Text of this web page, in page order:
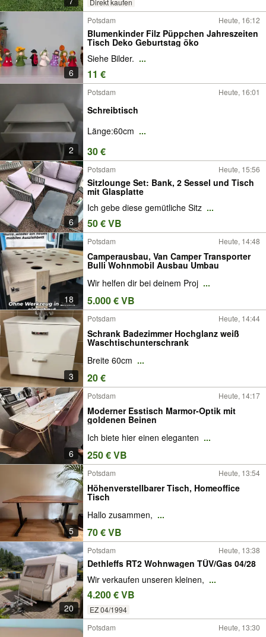
6
Potsdam Heute, 16:12
Blumenkinder Filz Püppchen Jahreszeiten
Tisch Deko Geburtstag öko
Siehe Bilder. ...
11 €
2
Potsdam Heute, 16:01
Schreibtisch
Länge:60cm ...
30 €
6
Potsdam Heute, 15:56
Sitzlounge Set: Bank, 2 Sessel und Tisch
mit Glasplatte
Ich gebe diese gemütliche Sitz ...
50 € VB
18
Potsdam Heute, 14:48
Camperausbau, Van Camper Transporter
Bulli Wohnmobil Ausbau Umbau
Wir helfen dir bei deinem Proj ...
5.000 € VB
3
Potsdam Heute, 14:44
Schrank Badezimmer Hochglanz weiß
Waschtischunterschrank
Breite 60cm ...
20 €
6
Potsdam Heute, 14:17
Moderner Esstisch Marmor-Optik mit
goldenen Beinen
Ich biete hier einen eleganten ...
250 € VB
5
Potsdam Heute, 13:54
Höhenverstellbarer Tisch, Homeoffice
Tisch
Hallo zusammen, ...
70 € VB
20
Potsdam Heute, 13:38
Dethleffs RT2 Wohnwagen TÜV/Gas 04/28
Wir verkaufen unseren kleinen, ...
4.200 € VB
EZ 04/1994
Potsdam Heute, 13:30